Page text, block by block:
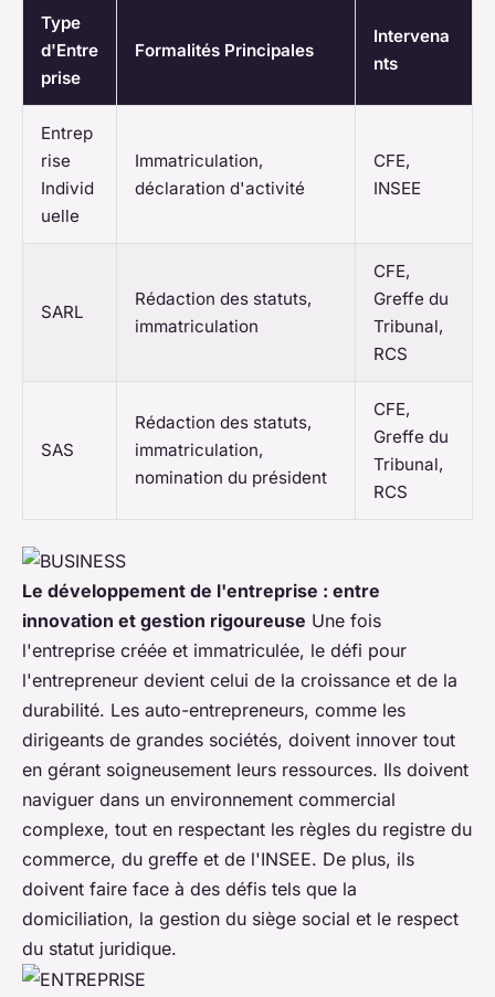
Type
d'Entre
prise
Formalités Principales
Intervena
nts
Entrep
rise
Individ
uelle
Immatriculation,
déclaration d'activité
CFE,
INSEE
SARL
Rédaction des statuts,
immatriculation
CFE,
Greffe du
Tribunal,
RCS
SAS
Rédaction des statuts,
immatriculation,
nomination du président
CFE,
Greffe du
Tribunal,
RCS
Le développement de l'entreprise : entre
innovation et gestion rigoureuse Une fois
l'entreprise créée et immatriculée, le défi pour
l'entrepreneur devient celui de la croissance et de la
durabilité. Les auto-entrepreneurs, comme les
dirigeants de grandes sociétés, doivent innover tout
en gérant soigneusement leurs ressources. Ils doivent
naviguer dans un environnement commercial
complexe, tout en respectant les règles du registre du
commerce, du greffe et de l'INSEE. De plus, ils
doivent faire face à des défis tels que la
domiciliation, la gestion du siège social et le respect
du statut juridique.